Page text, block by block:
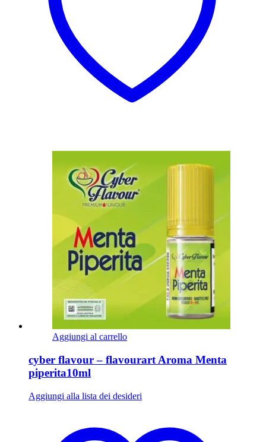
Aggiungi al carrello
cyber flavour – flavourart Aroma Menta
piperita10ml
Aggiungi alla lista dei desideri